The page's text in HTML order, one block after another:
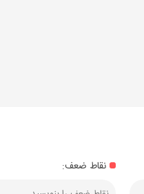
نقاط ضعف: